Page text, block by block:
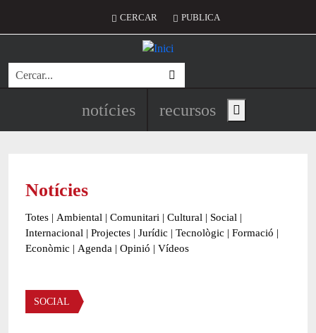
Menú del compte d'usuari
CERCAR PUBLICA
Cerca
Navegació principal de
notícies recursos Show main menu
Notícies
Totes | Ambiental | Comunitari | Cultural | Social |
Internacional | Projectes | Jurídic | Tecnològic | Formació |
Econòmic | Agenda | Opinió | Vídeos
Àmbit de la notícia
SOCIAL